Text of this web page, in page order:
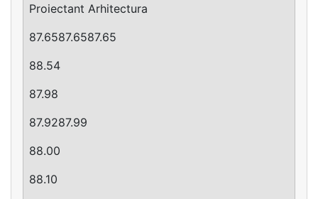
Proiectant Arhitectura
87.6587.6587.65
88.54
87.98
87.9287.99
88.00
88.10